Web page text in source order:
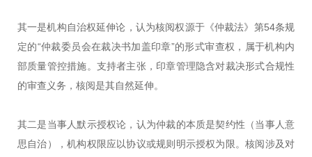
其一是机构自治权延伸论，认为核阅权源于《仲裁法》第54条规
定的“仲裁委员会在裁决书加盖印章”的形式审查权，属于机构内
部质量管控措施。支持者主张，印章管理隐含对裁决形式合规性
的审查义务，核阅是其自然延伸。
其二是当事人默示授权论，认为仲裁的本质是契约性（当事人意
思自治），机构权限应以协议或规则明示授权为限。核阅涉及对